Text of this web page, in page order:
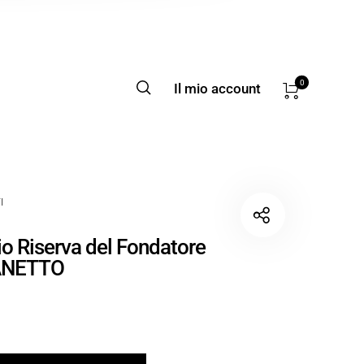
Il mio account 0
Riserva del Fondatore